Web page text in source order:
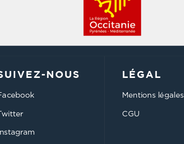
NOUS LÉGAL
Mentions légales
CGU